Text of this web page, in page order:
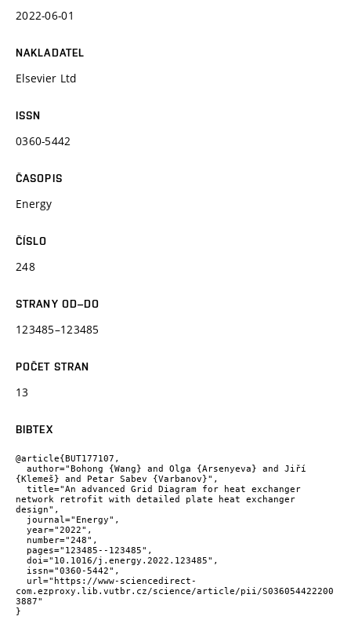
2022-06-01
NAKLADATEL
Elsevier Ltd
ISSN
0360-5442
ČASOPIS
Energy
ČÍSLO
248
STRANY OD–DO
123485–123485
POČET STRAN
13
BIBTEX
@article{BUT177107,
{Klemeš} and Petar Sabev {Varbanov}",
network retrofit with detailed plate heat exchanger
design",
com.ezproxy.lib.vutbr.cz/science/article/pii/S036054422200
3887"
}